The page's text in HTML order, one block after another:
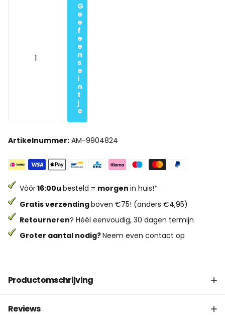
G
e
e
f
e
e
n
s
e
i
n
t
j
e
Artikelnummer: AM-9904824
Vóór16:00u besteld = morgen in huis!*
Gratis verzendingboven €75! (anders €4,95)
Retourneren? Héél eenvoudig, 30 dagen termijn
Groter aantal nodig?Neem even contact op
Productomschrijving
Reviews